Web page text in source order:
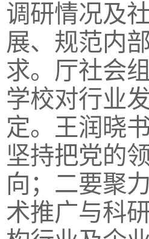
调研情况及
展、规范内
求。厅社会
学校对行业
定。王润晓
坚持把党的
向；二要聚
术推广与科